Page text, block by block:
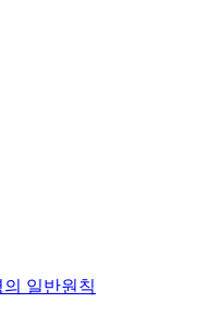
일반원칙